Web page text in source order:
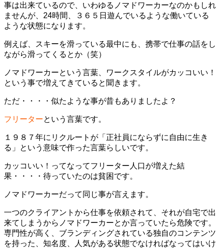
事は出来ているので、いわゆるノマドワーカーなのかもしれ
ませんが、24時間、３６５日遊んでいるような働いている
ような状態になります。
例えば、スキーを滑っている最中にも、携帯で仕事の話をし
ながら滑ってくるとか（笑）
ノマドワーカーという言葉、ワークスタイルがカッコいい！
という事で増えてきていると聞きます。
ただ・・・・似たような事が昔もありましたよ？
フリーターという言葉です。
１９８７年にリクルートが「正社員にならずに自由に生き
る」という意味で作った言葉らしいです。
カッコいい！ってなってフリーター人口が増えた結
果・・・・待っていたのは貧困です。
ノマドワーカーだって同じ事が言えます。
一つのクライアントから仕事を依頼されて、それが自宅で出
来てしまうからノマドワーカーとか言っていたら危険です。
専門性が高く、ブランディングされている独自のコンテンツ
を持った、知名度、人気がある状態でなければなってはいけ